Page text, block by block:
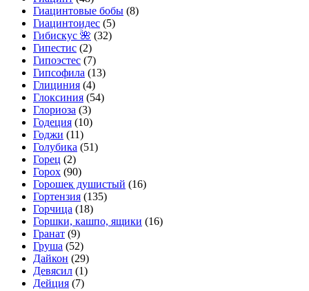
Гиацинтовые бобы (8)
Гиацинтоидес (5)
Гибискус 🌺 (32)
Гипестис (2)
Гипоэстес (7)
Гипсофила (13)
Глициния (4)
Глоксиния (54)
Глориоза (3)
Годеция (10)
Годжи (11)
Голубика (51)
Горец (2)
Горох (90)
Горошек душистый (16)
Гортензия (135)
Горчица (18)
Горшки, кашпо, ящики (16)
Гранат (9)
Груша (52)
Дайкон (29)
Девясил (1)
Дейция (7)